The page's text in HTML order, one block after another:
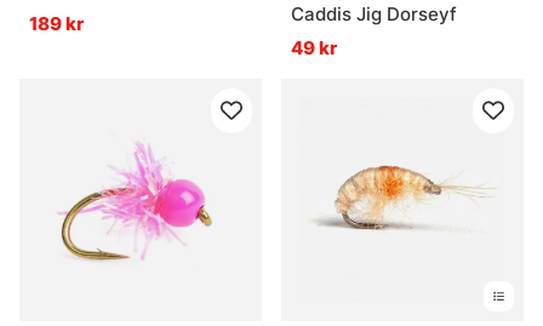
189 kr
Caddis Jig Dorseyf
49 kr